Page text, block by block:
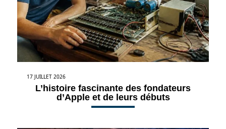
17 JUILLET 2026
L’histoire fascinante des fondateurs
d’Apple et de leurs débuts